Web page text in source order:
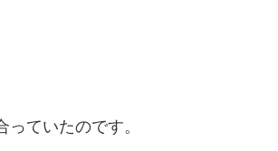
ていたのです。